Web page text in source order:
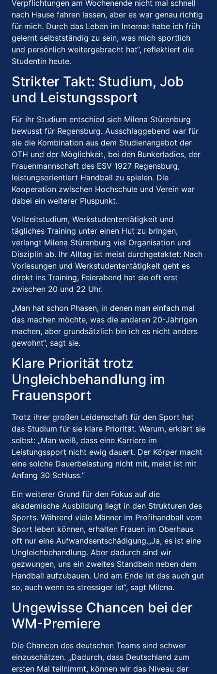
Verpflichtungen am Wochenende nicht mal schnell
nach Hause fahren lassen, aber es war genau richtig
für mich. Durch das Leben im Internat habe ich früh
gelernt selbstständig zu sein, was mich sportlich
und persönlich weitergebracht hat“, reflektiert die
Studentin heute.
Strikter Takt: Studium, Job
und Leistungssport
Für ihr Studium entschied sich Milena Stürenburg
bewusst für Regensburg. Ausschlaggebend war für
sie die Kombination aus dem Studienangebot der
OTH und der Möglichkeit, bei den Bunkerladies, der
Frauenmannschaft des ESV 1927 Regensburg,
leistungsorientiert Handball zu spielen. Die
Kooperation zwischen Hochschule und Verein war
dabei ein weiterer Pluspunkt.
Vollzeitstudium, Werkstudententätigkeit und
tägliches Training unter einen Hut zu bringen,
verlangt Milena Stürenburg viel Organisation und
Disziplin ab. Ihr Alltag ist meist durchgetaktet: Nach
Vorlesungen und Werkstudententätigkeit geht es
direkt ins Training, Feierabend hat sie oft erst
zwischen 20 und 22 Uhr.
„Man hat schon Phasen, in denen man einfach mal
das machen möchte, was die anderen 20-Jährigen
machen, aber grundsätzlich bin ich es nicht anders
gewohnt“, sagt sie.
Klare Priorität trotz
Ungleichbehandlung im
Frauensport
Trotz ihrer großen Leidenschaft für den Sport hat
das Studium für sie klare Priorität. Warum, erklärt sie
selbst: „Man weiß, dass eine Karriere im
Leistungssport nicht ewig dauert. Der Körper macht
eine solche Dauerbelastung nicht mit, meist ist mit
Anfang 30 Schluss.“
Ein weiterer Grund für den Fokus auf die
akademische Ausbildung liegt in den Strukturen des
Sports. Während viele Männer im Profihandball vom
Sport leben können, erhalten Frauen im Oberhaus
oft nur eine Aufwandsentschädigung.„Ja, es ist eine
Ungleichbehandlung. Aber dadurch sind wir
gezwungen, uns ein zweites Standbein neben dem
Handball aufzubauen. Und am Ende ist das auch gut
so, auch wenn es stressiger ist“, sagt Milena.
Ungewisse Chancen bei der
WM-Premiere
Die Chancen des deutschen Teams sind schwer
einzuschätzen. „Dadurch, dass Deutschland zum
ersten Mal teilnimmt, können wir das Niveau der